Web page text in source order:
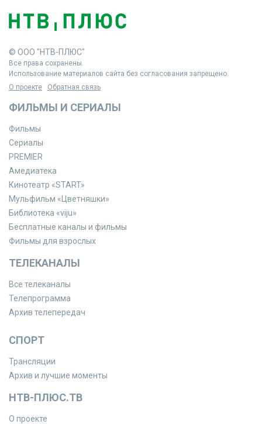
© ООО "НТВ-ПЛЮС"
Все права сохранены.
Использование материалов сайта без согласования запрещено.
О проекте
Обратная связь
ФИЛЬМЫ И СЕРИАЛЫ
Фильмы
Сериалы
PREMIER
Амедиатека
Кинотеатр «START»
Мульфильм «Цветняшки»
Библиотека «viju»
Бесплатные каналы и фильмы
Фильмы для взрослых
ТЕЛЕКАНАЛЫ
Все телеканалы
Телепрограмма
Архив телепередач
СПОРТ
Трансляции
Архив и лучшие моменты
НТВ-ПЛЮС.ТВ
О проекте